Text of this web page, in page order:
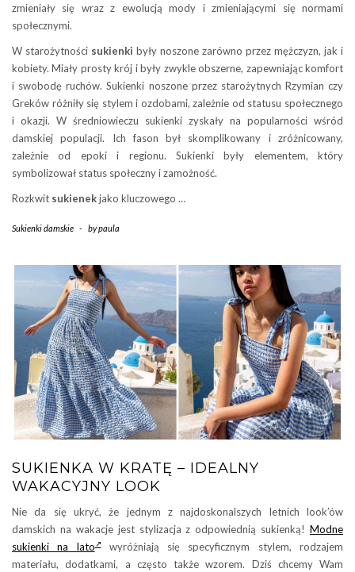
zmieniały się wraz z ewolucją mody i zmieniającymi się normami
społecznymi.
W starożytności sukienki były noszone zarówno przez mężczyzn, jak i
kobiety. Miały prosty krój i były zwykle obszerne, zapewniając komfort
i swobodę ruchów. Sukienki noszone przez starożytnych Rzymian czy
Greków różniły się stylem i ozdobami, zależnie od statusu społecznego
i okazji. W średniowieczu sukienki zyskały na popularności wśród
damskiej populacji. Ich fason był skomplikowany i zróżnicowany,
zależnie od epoki i regionu. Sukienki były elementem, który
symbolizował status społeczny i zamożność.
Rozkwit sukienekjako kluczowego …
Sukienki damskie - bypaula
SUKIENKA W KRATĘ – IDEALNY
WAKACYJNY LOOK
Nie da się ukryć, że jednym z najdoskonalszych letnich look’ów
damskich na wakacje jest stylizacja z odpowiednią sukienką! Modne
sukienki na lato wyróżniają się specyficznym stylem, rodzajem
materiału, dodatkami, a często także wzorem. Dziś chcemy Wam